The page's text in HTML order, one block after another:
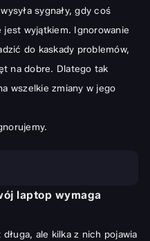
sygnały, gdy coś
jest wyjątkiem. Ignorowanie
do kaskady problemów,
na dobre. Dlatego tak
wszelkie zmiany w jego
wymaga naprawy
naprawy laptopów w
laptop wymaga
ale kilka z nich pojawia